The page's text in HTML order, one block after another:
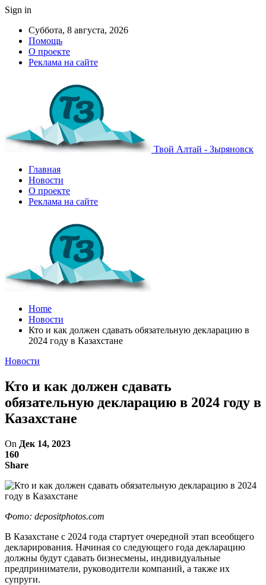
Sign in
Суббота, 8 августа, 2026
Помощь
О проекте
Реклама на сайте
Твой Алтай - Зыряновск
Главная
Новости
О проекте
Реклама на сайте
Home
Новости
Кто и как должен сдавать обязательную декларацию в
2024 году в Казахстане
Новости
Кто и как должен сдавать
обязательную декларацию в 2024 году в
Казахстане
On Дек 14, 2023
160
Share
Фото: depositphotos.com
В Казахстане с 2024 года стартует очередной этап всеобщего
декларирования. Начиная со следующего года декларацию
должны будут сдавать бизнесмены, индивидуальные
предприниматели, руководители компаний, а также их
супруги.